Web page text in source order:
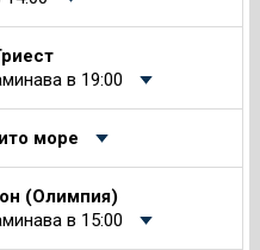
в 19:00
море
(Олимпия)
в 15:00